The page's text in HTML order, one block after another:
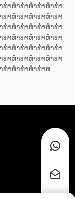
ທຳທຳທຳທຳທຳທຳທຳ
ທຳທຳທຳທຳທຳທຳທຳ
ທຳທຳທຳທຳທຳທຳທຳ
ທຳທຳທຳທຳທຳທຳທຳ
ທຳທຳທຳທຳທຳທຳທຳ
ທຳທຳທຳທຳທຳທຳທຳ
ຳທຳທຳທຳທຳທ......